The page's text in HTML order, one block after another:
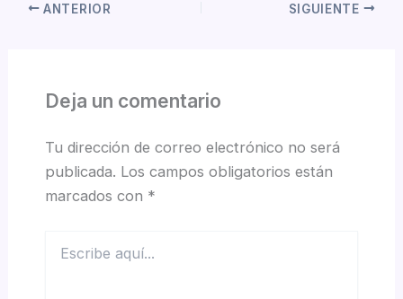
ANTERIOR SIGUIENTE
Deja un comentario
Tu dirección de correo electrónico no será
publicada. Los campos obligatorios están
marcados con *
aquí...